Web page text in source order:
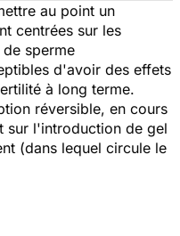
au point un
centrées sur les
sperme
d'avoir des effets
à long terme.
réversible, en cours
sur l'introduction de gel
(dans lequel circule le